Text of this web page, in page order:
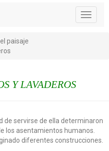
T
o
a
t
i
paisaje
Y LAVADEROS
de servirse de ella determinaron
los asentamientos humanos.
diferentes construcciones.